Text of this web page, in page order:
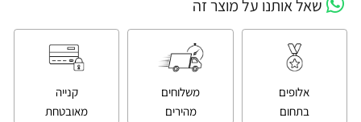
שאל אותנו על מוצר זה
אלופים
בתחום
משלוחים
מהירים
קנייה
מאובטחת